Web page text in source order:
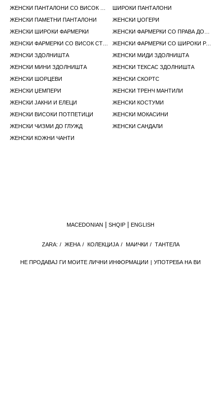
ШИРОКИ ПАНТАЛОНИ
ЖЕНСКИ ПАМЕТНИ ПАНТАЛОНИ
ЖЕНСКИ ЏОГЕРИ
ЖЕНСКИ ШИРОКИ ФАРМЕРКИ
ЖЕНСКИ ФАРМЕРКИ СО ШИРОКИ РАШИРЕНИ ПАНТАЛОНИ
ЖЕНСКИ ЗДОЛНИШТА
ЖЕНСКИ МИДИ ЗДОЛНИШТА
ЖЕНСКИ МИНИ ЗДОЛНИШТА
ЖЕНСКИ ТЕКСАС ЗДОЛНИШТА
ЖЕНСКИ ШОРЦЕВИ
ЖЕНСКИ СКОРТС
ЖЕНСКИ ЏЕМПЕРИ
ЖЕНСКИ ТРЕНЧ МАНТИЛИ
ЖЕНСКИ ЈАКНИ И ЕЛЕЦИ
ЖЕНСКИ КОСТУМИ
ЖЕНСКИ ВИСОКИ ПОТПЕТИЦИ
ЖЕНСКИ МОКАСИНИ
ЖЕНСКИ ЧИЗМИ ДО ГЛУЖД
ЖЕНСКИ САНДАЛИ
ЖЕНСКИ КОЖНИ ЧАНТИ
НЕ ПРОДАВАЈ ГИ МОИТЕ ЛИЧНИ ИНФОРМАЦИИ УПОТРЕБА НА ВИ
ZARA: / ЖЕНА / КОЛЕКЦИЈА / МАИЧКИ / ТАНТЕЛА
MACEDONIAN SHQIP ENGLISH